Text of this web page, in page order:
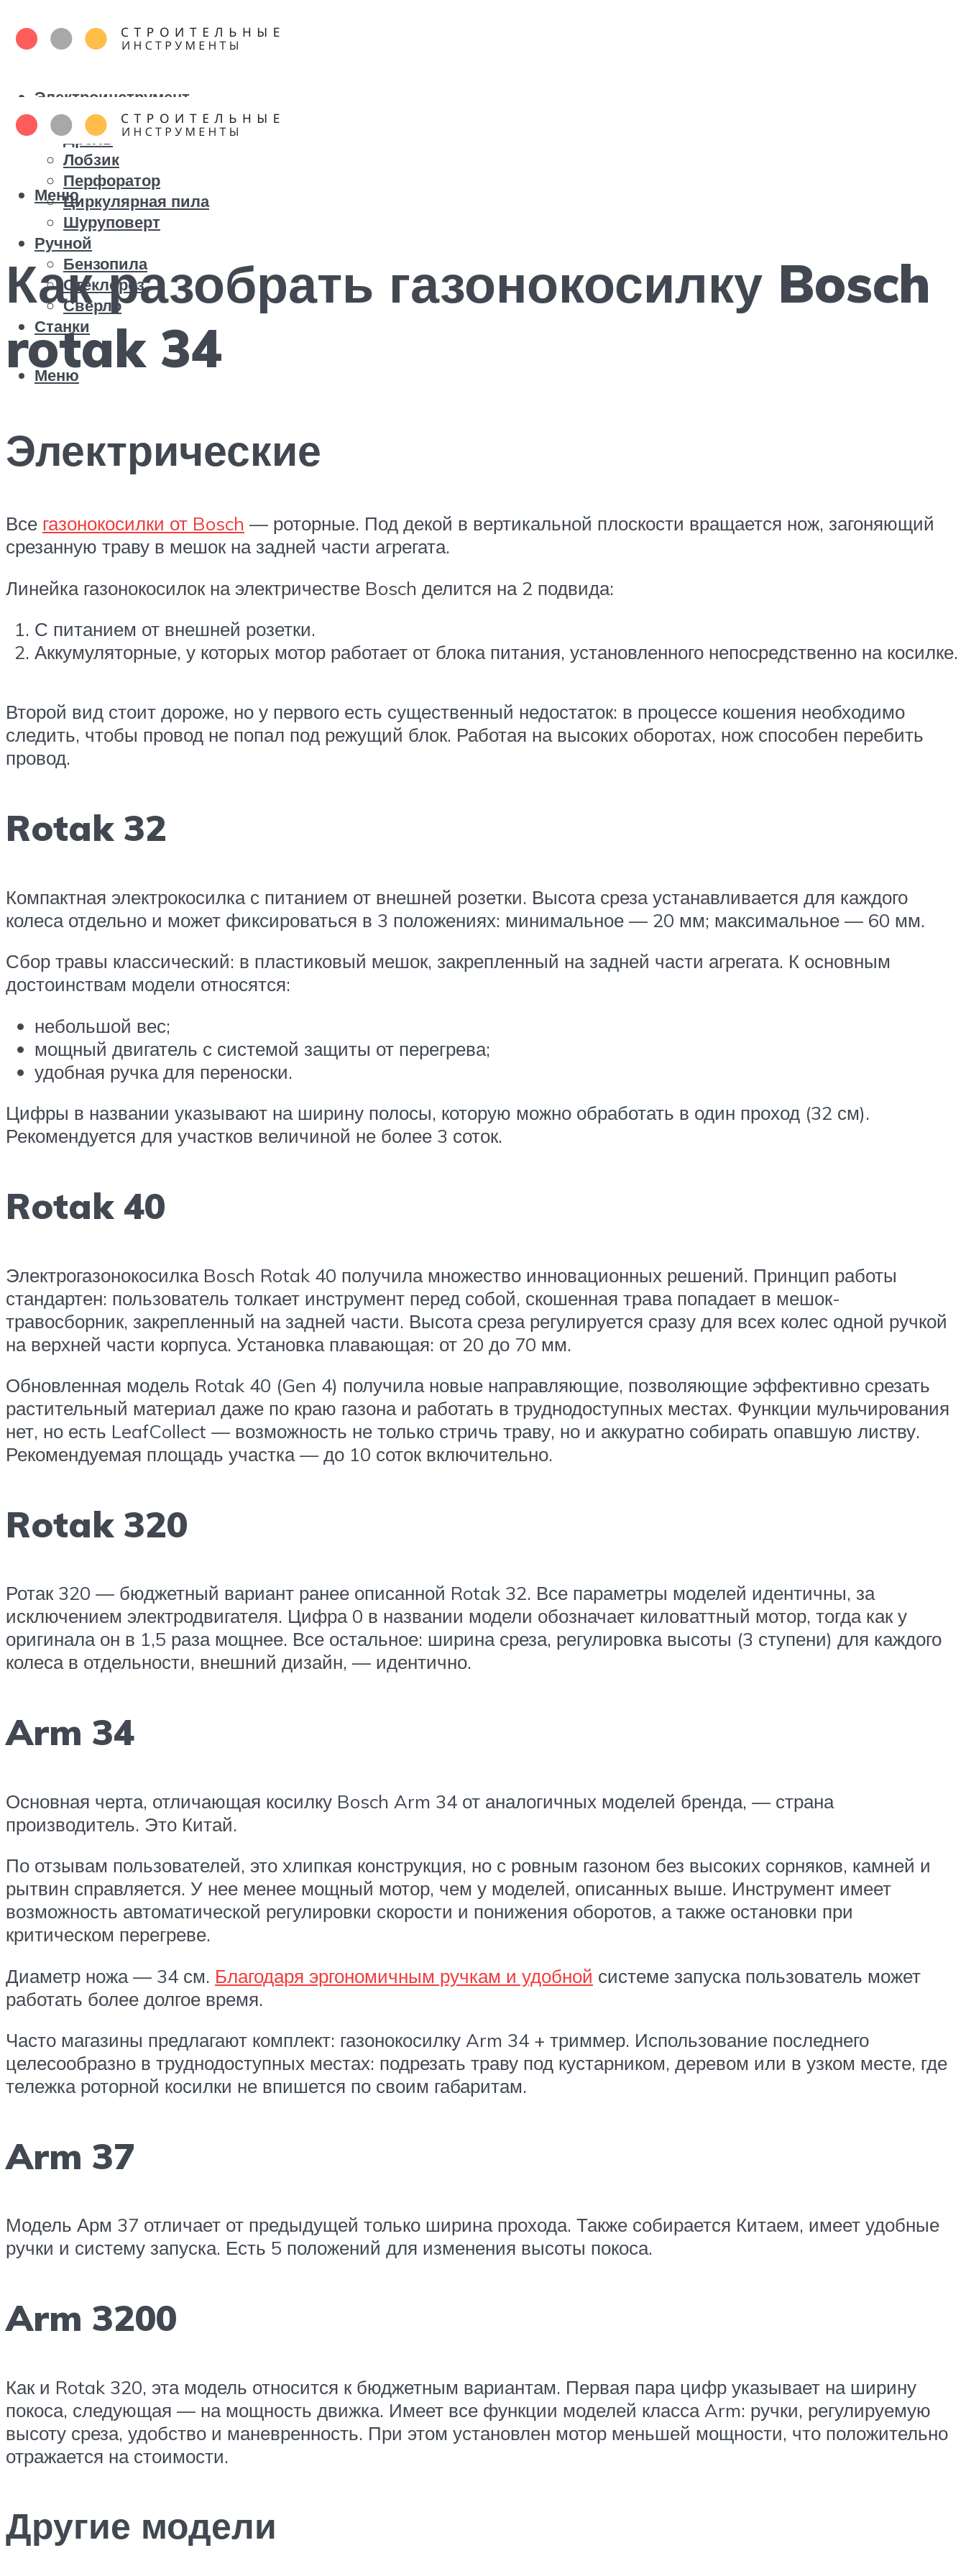
Электроинструмент
Болгарка
Дрель
Лобзик
Перфоратор
Циркулярная пила
Шуруповерт
Ручной
Бензопила
Стеклорез
Сверло
Станки
Меню
Меню
Как разобрать газонокосилку Bosch
rotak 34
Электрические
Все газонокосилки от Bosch — роторные. Под декой в вертикальной плоскости вращается нож, загоняющий
срезанную траву в мешок на задней части агрегата.
Линейка газонокосилок на электричестве Bosch делится на 2 подвида:
С питанием от внешней розетки.
Аккумуляторные, у которых мотор работает от блока питания, установленного непосредственно на косилке.
Второй вид стоит дороже, но у первого есть существенный недостаток: в процессе кошения необходимо
следить, чтобы провод не попал под режущий блок. Работая на высоких оборотах, нож способен перебить
провод.
Rotak 32
Компактная электрокосилка с питанием от внешней розетки. Высота среза устанавливается для каждого
колеса отдельно и может фиксироваться в 3 положениях: минимальное — 20 мм; максимальное — 60 мм.
Сбор травы классический: в пластиковый мешок, закрепленный на задней части агрегата. К основным
достоинствам модели относятся:
небольшой вес;
мощный двигатель с системой защиты от перегрева;
удобная ручка для переноски.
Цифры в названии указывают на ширину полосы, которую можно обработать в один проход (32 см).
Рекомендуется для участков величиной не более 3 соток.
Rotak 40
Электрогазонокосилка Bosch Rotak 40 получила множество инновационных решений. Принцип работы
стандартен: пользователь толкает инструмент перед собой, скошенная трава попадает в мешок-
травосборник, закрепленный на задней части. Высота среза регулируется сразу для всех колес одной ручкой
на верхней части корпуса. Установка плавающая: от 20 до 70 мм.
Обновленная модель Rotak 40 (Gen 4) получила новые направляющие, позволяющие эффективно срезать
растительный материал даже по краю газона и работать в труднодоступных местах. Функции мульчирования
нет, но есть LeafCollect — возможность не только стричь траву, но и аккуратно собирать опавшую листву.
Рекомендуемая площадь участка — до 10 соток включительно.
Rotak 320
Ротак 320 — бюджетный вариант ранее описанной Rotak 32. Все параметры моделей идентичны, за
исключением электродвигателя. Цифра 0 в названии модели обозначает киловаттный мотор, тогда как у
оригинала он в 1,5 раза мощнее. Все остальное: ширина среза, регулировка высоты (3 ступени) для каждого
колеса в отдельности, внешний дизайн, — идентично.
Arm 34
Основная черта, отличающая косилку Bosch Arm 34 от аналогичных моделей бренда, — страна
производитель. Это Китай.
По отзывам пользователей, это хлипкая конструкция, но с ровным газоном без высоких сорняков, камней и
рытвин справляется. У нее менее мощный мотор, чем у моделей, описанных выше. Инструмент имеет
возможность автоматической регулировки скорости и понижения оборотов, а также остановки при
критическом перегреве.
Диаметр ножа — 34 см. Благодаря эргономичным ручкам и удобной системе запуска пользователь может
работать более долгое время.
Часто магазины предлагают комплект: газонокосилку Arm 34 + триммер. Использование последнего
целесообразно в труднодоступных местах: подрезать траву под кустарником, деревом или в узком месте, где
тележка роторной косилки не впишется по своим габаритам.
Arm 37
Модель Арм 37 отличает от предыдущей только ширина прохода. Также собирается Китаем, имеет удобные
ручки и систему запуска. Есть 5 положений для изменения высоты покоса.
Arm 3200
Как и Rotak 320, эта модель относится к бюджетным вариантам. Первая пара цифр указывает на ширину
покоса, следующая — на мощность движка. Имеет все функции моделей класса Arm: ручки, регулируемую
высоту среза, удобство и маневренность. При этом установлен мотор меньшей мощности, что положительно
отражается на стоимости.
Другие модели